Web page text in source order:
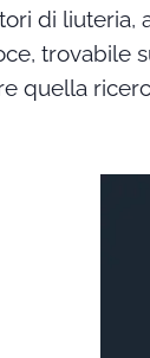
di
quella